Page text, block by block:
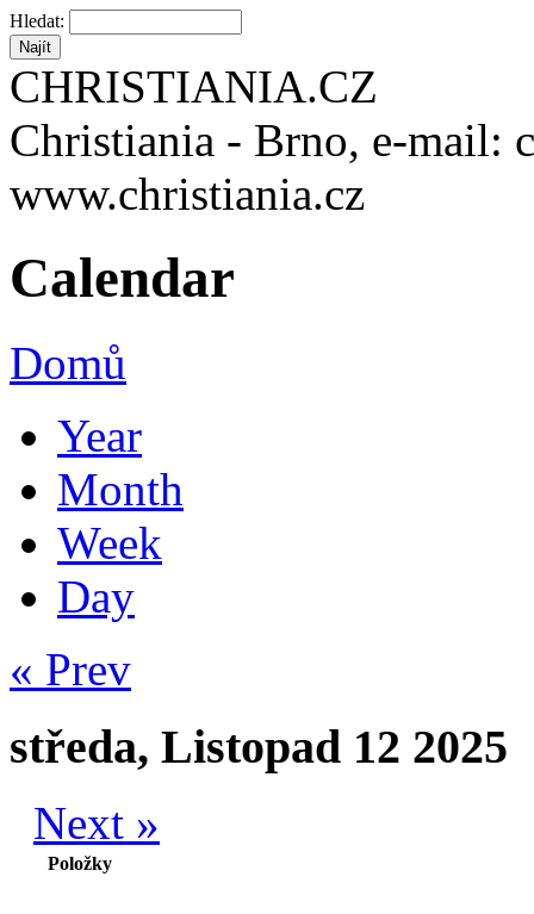
Hledat:
CHRISTIANIA.CZ
Christiania - Brno, e-mail:
www.christiania.cz
Calendar
Domů
Year
Month
Week
Day
« Prev
středa, Listopad 12 2025
Next »
Položky